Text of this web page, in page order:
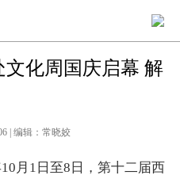
化周国庆启幕 解
| 编辑：常晓姣
月1日至8日，第十二届西